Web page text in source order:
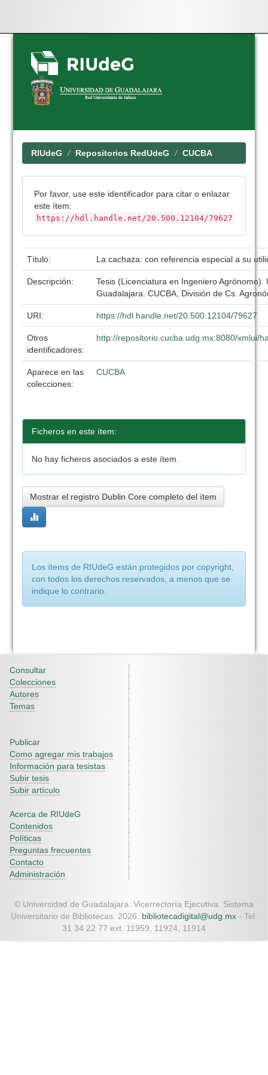
Skip
navigation
RIUdeG Repositorios RedUdeG CUCBA
Por favor, use este identificador para citar o enlazar
este ítem:
https://hdl.handle.net/20.500.12104/79627
Título: La cachaza: con referencia especial a su
Descripción:
Tesis (Licenciatura en Ingeniero Agrónomo).
Guadalajara. CUCBA, División de Cs.
URI: https://hdl.handle.net/20.500.12104/79627
Otros
identificadores:
http://repositorio.cucba.udg.mx:8080/xmlui/
Aparece en las
colecciones:
CUCBA
Ficheros en este ítem:
No hay ficheros asociados a este ítem.
Mostrar el registro Dublin Core completo del ítem
Los ítems de RIUdeG están protegidos por copyright,
con todos los derechos reservados, a menos que se
indique lo contrario.
Consultar
Colecciones
Autores
Temas
Publicar
Como agregar mis trabajos
Información para tesistas
Subir tesis
Subir artículo
Acerca de RIUdeG
Contenidos
Políticas
Preguntas frecuentes
Contacto
Administración
© Universidad de Guadalajara. Vicerrectoría Ejecutiva. Sistema
Universitario de Bibliotecas. 2026. bibliotecadigital@udg.mx - Tel.
31 34 22 77 ext. 11959, 11924, 11914